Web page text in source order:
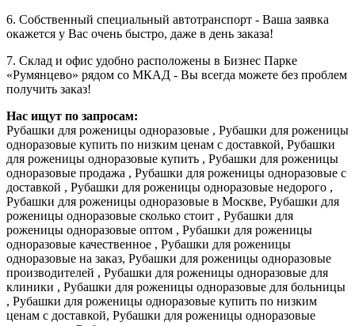
6. Собственный специальный автотранспорт - Ваша заявка
окажется у Вас очень быстро, даже в день заказа!
7. Склад и офис удобно расположены в Бизнес Парке
«Румянцево» рядом со МКАД - Вы всегда можете без проблем
получить заказ!
Нас ищут по запросам:
Рубашки для роженицы одноразовые , Рубашки для роженицы
одноразовые купить по низким ценам с доставкой, Рубашки
для роженицы одноразовые купить , Рубашки для роженицы
одноразовые продажа , Рубашки для роженицы одноразовые с
доставкой , Рубашки для роженицы одноразовые недорого ,
Рубашки для роженицы одноразовые в Москве, Рубашки для
роженицы одноразовые сколько стоит , Рубашки для
роженицы одноразовые оптом , Рубашки для роженицы
одноразовые качественное , Рубашки для роженицы
одноразовые на заказ, Рубашки для роженицы одноразовые
производителей , Рубашки для роженицы одноразовые для
клиники , Рубашки для роженицы одноразовые для больницы
, Рубашки для роженицы одноразовые купить по низким
ценам с доставкой, Рубашки для роженицы одноразовые